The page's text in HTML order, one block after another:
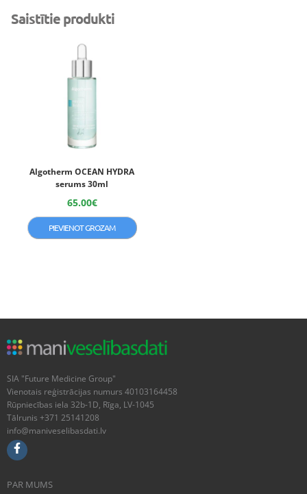
Saistītie produkti
Algotherm OCEAN HYDRA
serums 30ml
65.00€
PIEVIENOT GROZAM
SIA "Future Medicine Group"
Vienotais reģistrācijas numurs 40103164458
Rūpniecības iela 32b-1D, Rīga, LV-1045
Tālrunis +371 25141208
info@maniveselibasdati.lv
PAR MUMS